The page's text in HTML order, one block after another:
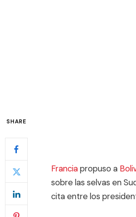
SHARE
Franciapropuso a
sobre las selvas en
cita entre los